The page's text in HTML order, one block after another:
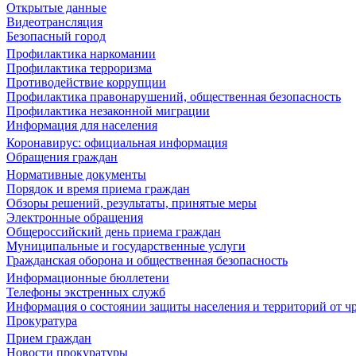
Открытые данные
Видеотрансляция
Безопасный город
Профилактика наркомании
Профилактика терроризма
Противодействие коррупции
Профилактика правонарушений, общественная безопасность
Профилактика незаконной миграции
Информация для населения
Коронавирус: официальная информация
Обращения граждан
Нормативные документы
Порядок и время приема граждан
Обзоры решений, результаты, принятые меры
Электронные обращения
Общероссийский день приема граждан
Муниципальные и государственные услуги
Гражданская оборона и общественная безопасность
Информационные бюллетени
Телефоны экстренных служб
Информация о состоянии защиты населения и территорий от
Прокуратура
Прием граждан
Новости прокуратуры